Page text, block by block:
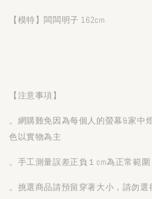
【模特】闆闆明子 162cm
【注意事項】
。網購難免因為每個人的螢幕&家中
色以實物為主
。手工測量誤差正負１cm為正常範圍
。挑選商品請預留穿著大小，請勿選